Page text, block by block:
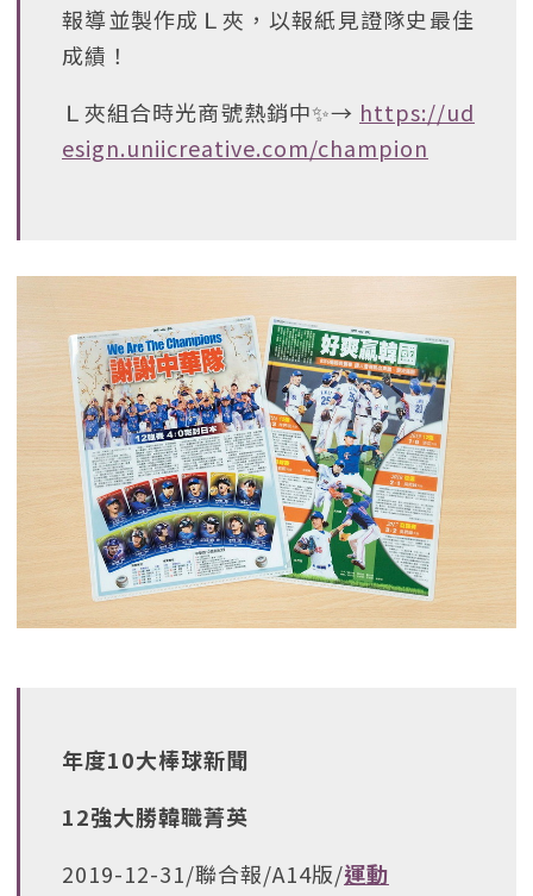
報導並製作成Ｌ夾，以報紙見證隊史最佳
成績！
Ｌ夾組合時光商號熱銷中✨→ https://ud
esign.uniicreative.com/champion
年度10大棒球新聞
12強大勝韓職菁英
2019-12-31/聯合報/A14版/運動